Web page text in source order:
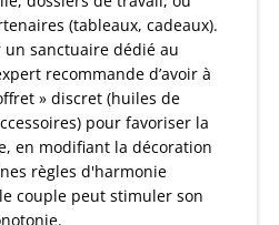
(tableaux, cadeaux).
sanctuaire dédié au
recommande d’avoir à
» discret (huiles de
pour favoriser la
en modifiant la décoration
règles d'harmonie
couple peut stimuler son